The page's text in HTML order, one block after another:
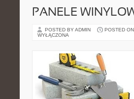
PANELE
POSTED BY ADMIN POSTED
WYŁĄCZONA